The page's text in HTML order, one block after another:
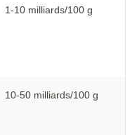
1-10 milliards/100 g
10-50 milliards/100 g